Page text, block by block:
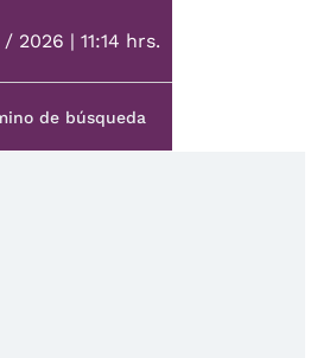
2026 | 11:14 hrs.